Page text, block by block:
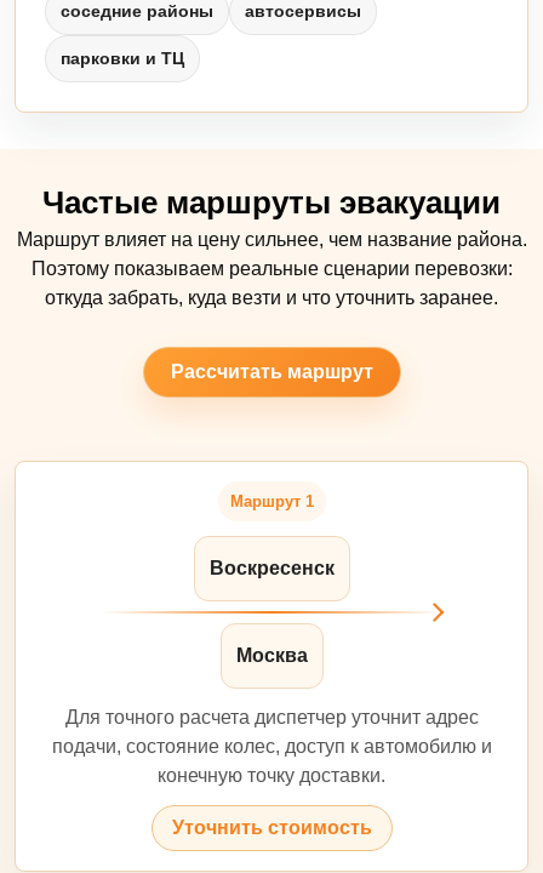
соседние районы автосервисы
парковки и ТЦ
Частые маршруты эвакуации
Маршрут влияет на цену сильнее, чем название района.
Поэтому показываем реальные сценарии перевозки:
откуда забрать, куда везти и что уточнить заранее.
Рассчитать маршрут
Маршрут 1
Воскресенск
Москва
Для точного расчета диспетчер уточнит адрес
подачи, состояние колес, доступ к автомобилю и
конечную точку доставки.
Уточнить стоимость